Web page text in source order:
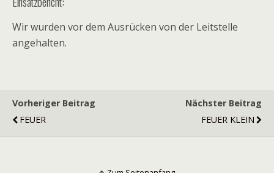
Wir wurden vor dem Ausrücken von der Leitstelle
angehalten.
Vorheriger Beitrag
FEUER
Nächster Beitrag
FEUER KLEIN